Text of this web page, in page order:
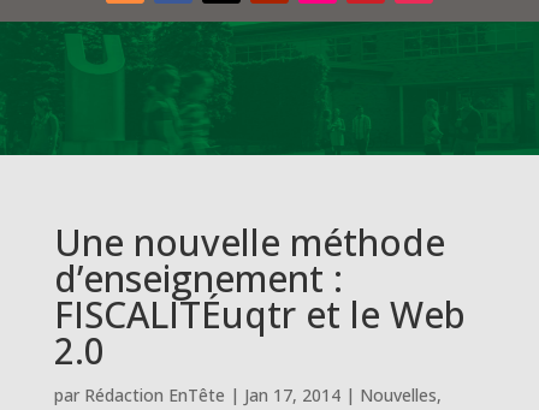
Une nouvelle méthode
d’enseignement :
FISCALITÉuqtr et le Web
2.0
par Rédaction EnTête | Jan 17, 2014| Nouvelles,